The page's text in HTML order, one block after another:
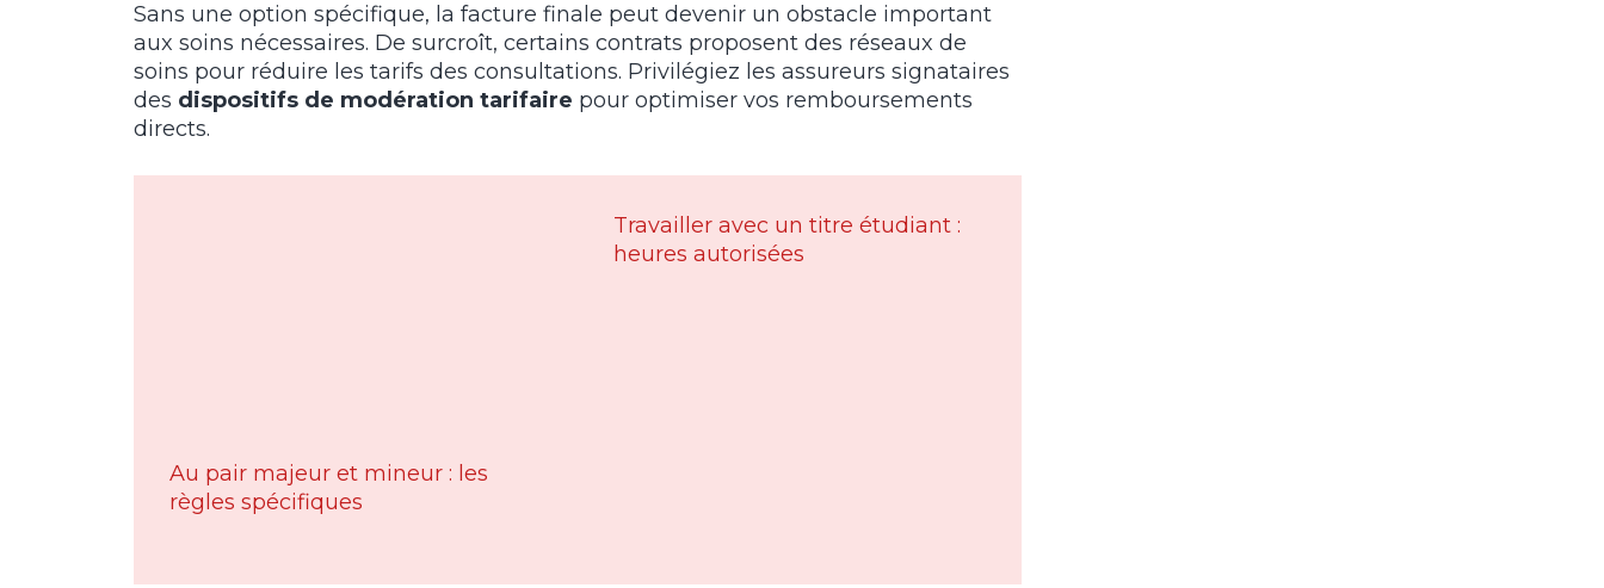
Sans une option spécifique, la facture finale peut devenir un obstacle important
aux soins nécessaires. De surcroît, certains contrats proposent des réseaux de
soins pour réduire les tarifs des consultations. Privilégiez les assureurs signataires
des dispositifs de modération tarifaire pour optimiser vos remboursements
directs.
Au pair majeur et mineur : les
règles spécifiques
Travailler avec un titre étudiant :
heures autorisées